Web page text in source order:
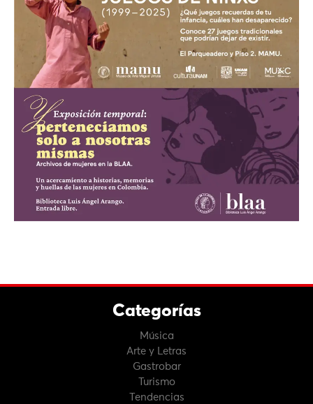
Categorías
Música
Arte y Letras
Gastrobar
Turismo
Tendencias